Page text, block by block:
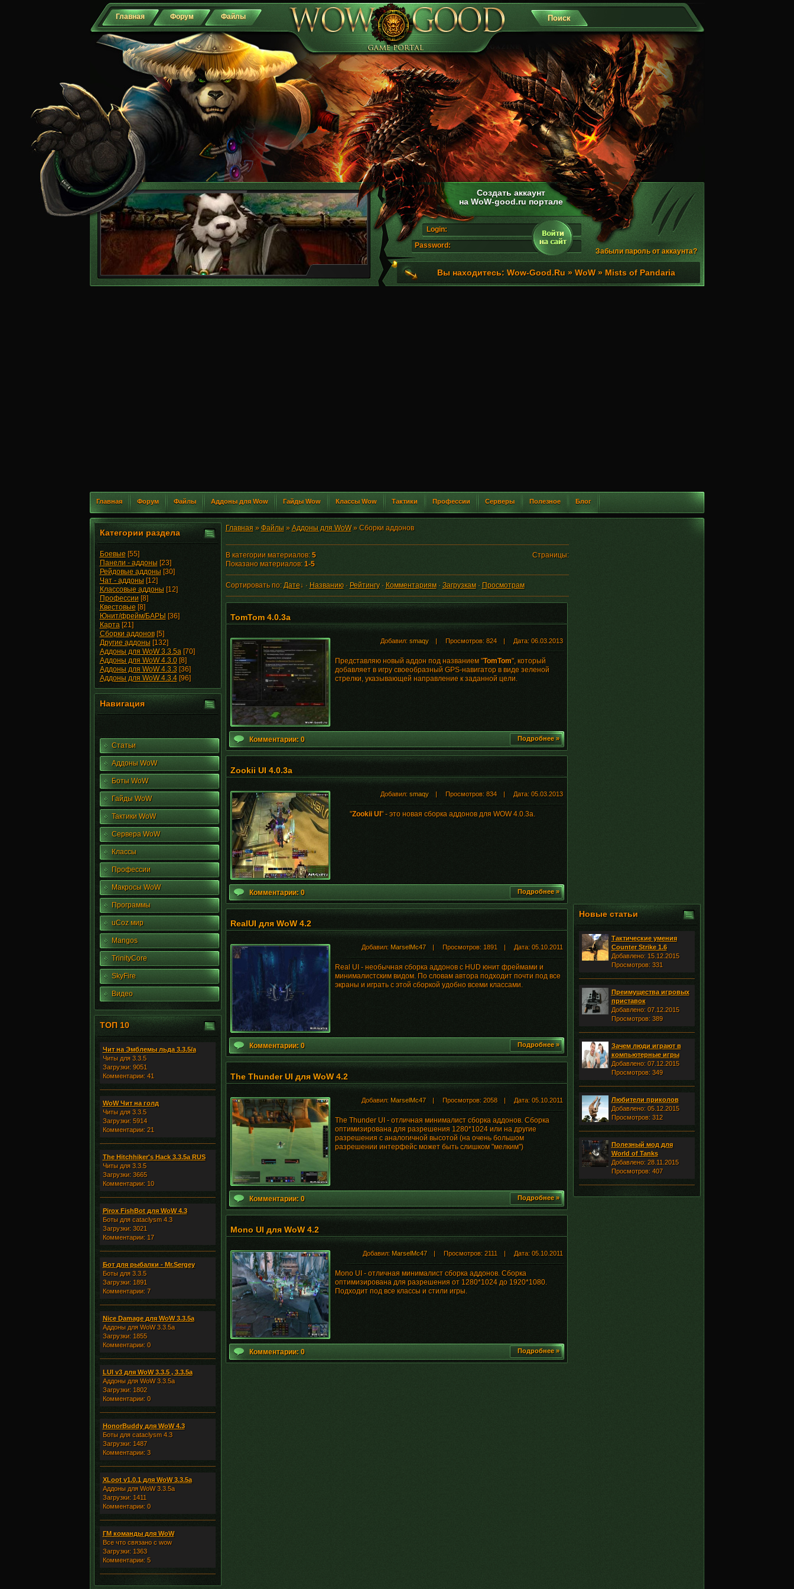
Главная Форум Файлы
Создать аккаунт
на WoW-good.ru портале
Login:
Password:
Забыли пароль от аккаунта?
Вы находитесь: Wow-Good.Ru » WoW » Mists of Pandaria
Главная Форум Файлы Аддоны для Wow Гайды Wow Классы Wow Тактики Профессии Серверы Полезное Блог
Категории раздела
Боевые [55]
Панели - аддоны [23]
Рейдовые аддоны [30]
Чат - аддоны [12]
Классовые аддоны [12]
Профессии [8]
Квестовые [8]
Юнит/фрейм/БАРЫ [36]
Карта [21]
Сборки аддонов [5]
Другие аддоны [132]
Аддоны для WoW 3.3.5a [70]
Аддоны для WoW 4.3.0 [8]
Аддоны для WoW 4.3.3 [36]
Аддоны для WoW 4.3.4 [96]
Навигация
Статьи
Аддоны WoW
Боты WoW
Гайды WoW
Тактики WoW
Сервера WoW
Классы
Профессии
Макросы WoW
Программы
uCoz мир
Mangos
TrinityCore
SkyFire
Видео
ТОП 10
Чит на Эмблемы льда 3.3.5/а
Читы для 3.3.5
Загрузки: 9051
Комментарии: 41
WoW Чит на голд
Читы для 3.3.5
Загрузки: 5914
Комментарии: 21
The Hitchhiker's Hack 3.3.5a RUS
Читы для 3.3.5
Загрузки: 3665
Комментарии: 10
Pirox FishBot для WoW 4.3
Боты для cataclysm 4.3
Загрузки: 3021
Комментарии: 17
Бот для рыбалки - Mr.Sergey
Боты для 3.3.5
Загрузки: 1891
Комментарии: 7
Nice Damage для WoW 3.3.5a
Аддоны для WoW 3.3.5a
Загрузки: 1855
Комментарии: 0
LUI v3 для WoW 3.3.5 , 3.3.5a
Аддоны для WoW 3.3.5a
Загрузки: 1802
Комментарии: 0
HonorBuddy для WoW 4.3
Боты для cataclysm 4.3
Загрузки: 1487
Комментарии: 3
XLoot v1.0.1 для WoW 3.3.5a
Аддоны для WoW 3.3.5a
Загрузки: 1411
Комментарии: 0
ГМ команды для WoW
Все что связано с wow
Загрузки: 1363
Комментарии: 5
Главная» Файлы» Аддоны для WoW» Сборки аддонов
В категории материалов: 5
Показано материалов: 1-5
Страницы:
Сортировать по: Дате↓ · Названию· Рейтингу· Комментариям· Загрузкам· Просмотрам
TomTom 4.0.3a
Добавил: smaqy| Просмотров: 824 | Дата: 06.03.2013
Представляю новый аддон под названием "TomTom", который
добавляет в игру своеобразный GPS-навигатор в виде зеленой
стрелки, указывающей направление к заданной цели.
Комментарии: 0 Подробнее »
Zookii UI 4.0.3a
Добавил: smaqy| Просмотров: 834 | Дата: 05.03.2013
"Zookii UI " - это новая сборка аддонов для WOW 4.0.3a.
Комментарии: 0 Подробнее »
RealUI для WoW 4.2
Добавил: MarselMc47| Просмотров: 1891 | Дата: 05.10.2011
Real UI - необычная сборка аддонов с HUD юнит фреймами и
минималистским видом. По словам автора подходит почти под все
экраны и играть с этой сборкой удобно всеми классами.
Комментарии: 0 Подробнее »
The Thunder UI для WoW 4.2
Добавил: MarselMc47| Просмотров: 2058 | Дата: 05.10.2011
The Thunder UI - отличная минималист сборка аддонов. Сборка
оптимизирована для разрешения 1280*1024 или на другие
разрешения с аналогичной высотой (на очень большом
разрешении интерфейс может быть слишком "мелким")
Комментарии: 0 Подробнее »
Mono UI для WoW 4.2
Добавил: MarselMc47| Просмотров: 2111 | Дата: 05.10.2011
Mono UI - отличная минималист сборка аддонов. Сборка
оптимизирована для разрешения от 1280*1024 до 1920*1080.
Подходит под все классы и стили игры.
Комментарии: 0 Подробнее »
Новые статьи
Тактические умения
Counter Strike 1.6
Добавлено: 15.12.2015
Просмотров: 331
Преимущества игровых
приставок
Добавлено: 07.12.2015
Просмотров: 389
Зачем люди играют в
компьютерные игры
Добавлено: 07.12.2015
Просмотров: 349
Любители приколов
Добавлено: 05.12.2015
Просмотров: 312
Полезный мод для
World of Tanks
Добавлено: 28.11.2015
Просмотров: 407